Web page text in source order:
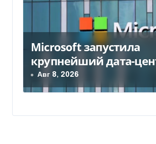
Microsoft запустила
крупнейший дата-
Индии за $20,5
Авг 8, 2026